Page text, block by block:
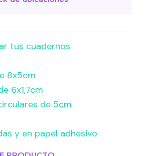
tus cuadernos
8x5cm
6x1,7cm
de 5cm
y en papel adhesivo